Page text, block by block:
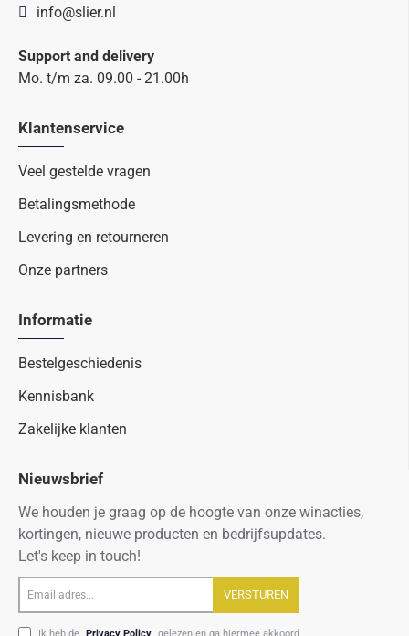
info@slier.nl
Support and delivery
Mo. t/m za. 09.00 - 21.00h
Klantenservice
Veel gestelde vragen
Betalingsmethode
Levering en retourneren
Onze partners
Informatie
Bestelgeschiedenis
Kennisbank
Zakelijke klanten
Nieuwsbrief
We houden je graag op de hoogte van onze winacties,
kortingen, nieuwe producten en bedrijfsupdates.
Let's keep in touch!
adres...
VERSTUREN